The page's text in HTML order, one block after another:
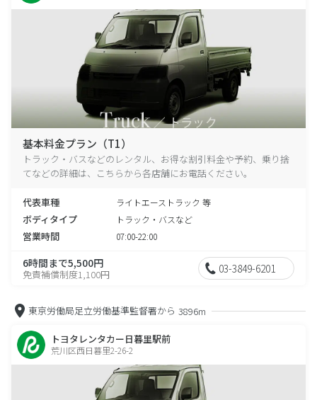
基本料金プラン（T1）
トラック・バスなどのレンタル、お得な割引料金や予約、乗り捨
てなどの詳細は、こちらから各店舗にお電話ください。
代表車種 ライトエーストラック 等
ボディタイプ トラック・バスなど
営業時間 07:00-22:00
6時間まで5,500円
免責補償制度1,100円 03-3849-6201
東京労働局足立労働基準監督署から 3896m
トヨタレンタカー日暮里駅前
荒川区西日暮里2-26-2